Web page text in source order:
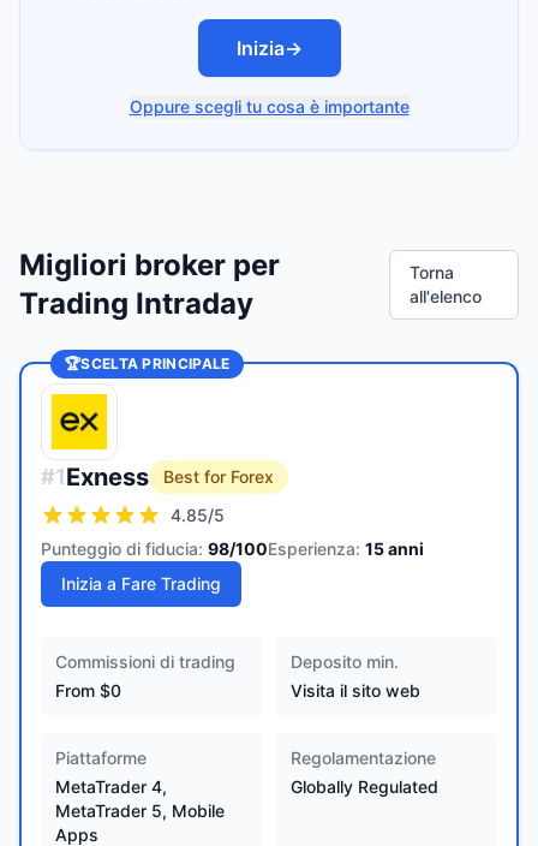
Inizia→
Oppure scegli tu cosa è importante
Migliori broker per
Trading Intraday
Torna
all'elenco
🏆SCELTA PRINCIPALE
#1Exness
Best for Forex
4.85/5
Punteggio di fiducia: 98/100Esperienza: 15anni
Inizia a Fare Trading
Commissioni di trading
From $0
Deposito min.
Visita il sito web
Piattaforme
MetaTrader 4,
MetaTrader 5, Mobile
Apps
Regolamentazione
Globally Regulated